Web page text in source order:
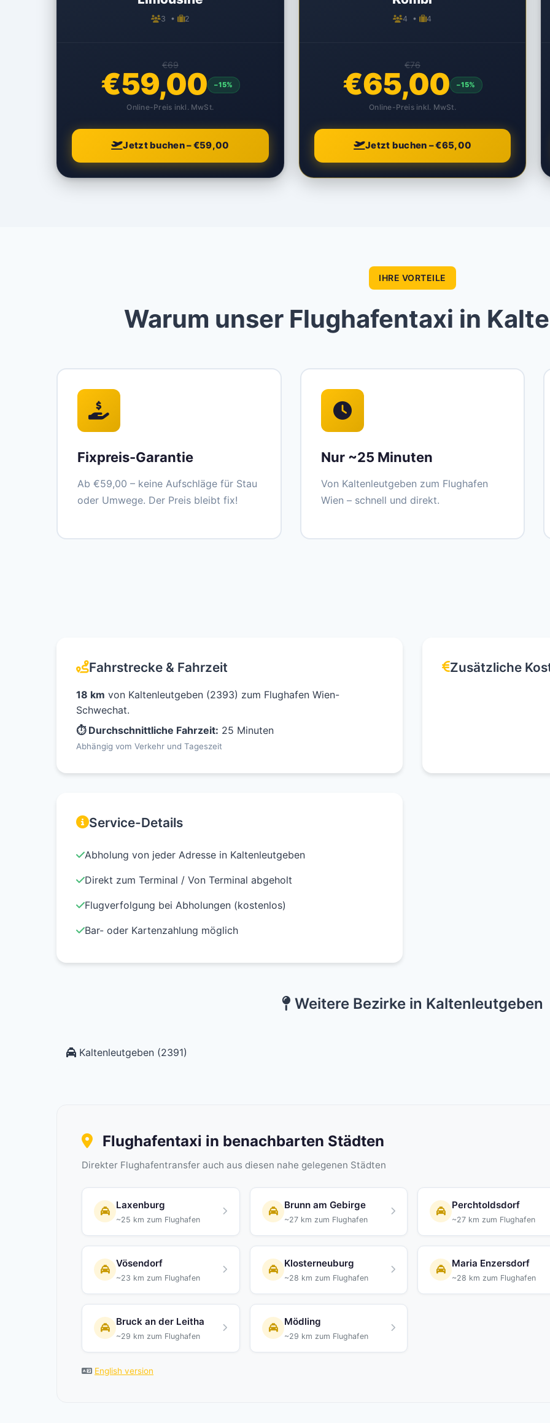
3 • 2
€69
€59,00 –15%
Online-Preis inkl. MwSt.
Jetzt buchen – €59,00
4 • 4
€76
€65,00 –15%
Online-Preis inkl. MwSt.
Jetzt buchen – €65,00
IHRE VORTEILE
Warum unser Flughafentaxi in
Fixpreis-Garantie
Ab €59,00 – keine Aufschläge für Stau
oder Umwege. Der Preis bleibt fix!
Nur ~25 Minuten
Von Kaltenleutgeben zum Flughafen
Wien – schnell und direkt.
Fahrstrecke & Fahrzeit
18 km von Kaltenleutgeben (2393) zum Flughafen Wien-
Schwechat.
⏱ Durchschnittliche Fahrzeit: 25 Minuten
Abhängig vom Verkehr und Tageszeit
Zusätzliche
Service-Details
Abholung von jeder Adresse in Kaltenleutgeben
Direkt zum Terminal / Von Terminal abgeholt
Flugverfolgung bei Abholungen (kostenlos)
Bar- oder Kartenzahlung möglich
Weitere Bezirke in Kaltenleutgeben
Kaltenleutgeben (2391)
Flughafentaxi in benachbarten Städten
Direkter Flughafentransfer auch aus diesen nahe gelegenen Städten
Laxenburg
~25 km zum Flughafen
Brunn am Gebirge
~27 km zum Flughafen
Perchtoldsdorf
~27 km zum Flughafen
Vösendorf
~23 km zum Flughafen
Klosterneuburg
~28 km zum Flughafen
Maria Enzersdorf
~28 km zum Flughafen
Bruck an der Leitha
~29 km zum Flughafen
Mödling
~29 km zum Flughafen
English version